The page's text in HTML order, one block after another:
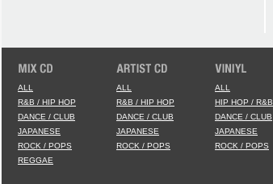
ALL
R&B / HIP HOP
DANCE / CLUB
JAPANESE
ROCK / POPS
REGGAE
ALL
R&B / HIP HOP
DANCE / CLUB
JAPANESE
ROCK / POPS
ALL
HIP HOP / R&B
DANCE / CLUB
JAPANESE
ROCK / POPS